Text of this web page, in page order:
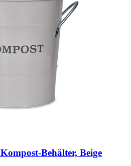
Kompost-​Behälter, Beige